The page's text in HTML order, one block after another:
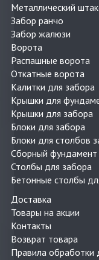
Металлический
Забор ранчо
Забор жалюзи
Ворота
Распашные ворота
Откатные ворота
Калитки для забора
Крышки для
Крышки для забора
Блоки для забора
Блоки для столбов
Сборный фундамент
Столбы для забора
Бетонные столбы
Доставка
Товары на акции
Контакты
Возврат товара
Правила обработки